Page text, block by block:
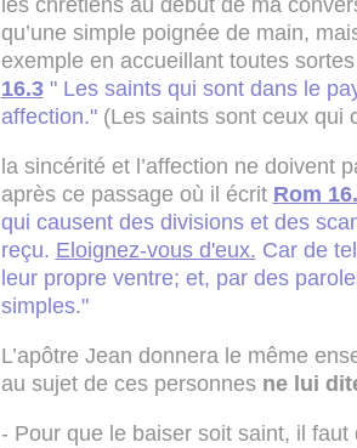
les chrétiens au début de ma
qu’une simple poignée de main,
exemple en accueillant toutes
16.3 " Les saints qui sont dans le
affection." (Les saints sont ceux qui
la sincérité et l’affection ne doivent
après ce passage où il écrit Rom
qui causent des divisions et des
reçu. Eloignez-vous d'eux. Car de
leur propre ventre; et, par des
simples."
L’apôtre Jean donnera le même
au sujet de ces personnes ne lui
- Pour que le baiser soit saint, il faut